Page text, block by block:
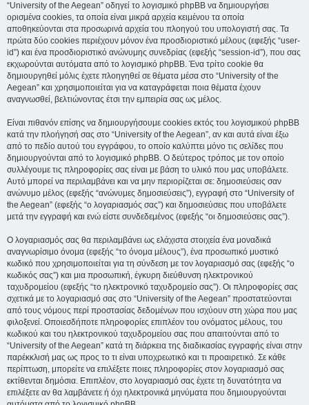
“University of the Aegean” οδηγεί το λογισμικό phpBB να δημιουργήσει
ορισμένα cookies, τα οποία είναι μικρά αρχεία κειμένου τα οποία
αποθηκεύονται στα προσωρινά αρχεία του πλοηγού του υπολογιστή σας. Τα
πρώτα δύο cookies περιέχουν μόνον ένα προσδιοριστικό μέλους (εφεξής “user-
id”) και ένα προσδιοριστικό ανώνυμης συνεδρίας (εφεξής “session-id”), που σας
εκχωρούνται αυτόματα από το λογισμικό phpBB. Ένα τρίτο cookie θα
δημιουργηθεί μόλις έχετε πλοηγηθεί σε θέματα μέσα στο “University of the
Aegean” και χρησιμοποιείται για να καταγράφεται ποια θέματα έχουν
αναγνωσθεί, βελτιώνοντας έτσι την εμπειρία σας ως μέλος.
Είναι πιθανόν επίσης να δημιουργήσουμε cookies εκτός του λογισμικού phpBB
κατά την πλοήγησή σας στο “University of the Aegean”, αν και αυτά είναι έξω
από το πεδίο αυτού του εγγράφου, το οποίο καλύπτει μόνο τις σελίδες που
δημιουργούνται από το λογισμικό phpBB. Ο δεύτερος τρόπος με τον οποίο
συλλέγουμε τις πληροφορίες σας είναι με βάση το υλικό που μας υποβάλετε.
Αυτό μπορεί να περιλαμβάνει και να μην περιορίζεται σε: δημοσιεύσεις σαν
ανώνυμο μέλος (εφεξής “ανώνυμες δημοσιεύσεις”), εγγραφή στο “University of
the Aegean” (εφεξής “ο λογαριασμός σας”) και δημοσιεύσεις που υποβάλετε
μετά την εγγραφή και ενώ είστε συνδεδεμένος (εφεξής “οι δημοσιεύσεις σας”).
Ο λογαριασμός σας θα περιλαμβάνει ως ελάχιστα στοιχεία ένα μοναδικά
αναγνωρίσιμο όνομα (εφεξής “το όνομα μέλους”), ένα προσωπικό μυστικό
κωδικό που χρησιμοποιείται για τη σύνδεση με τον λογαριασμό σας (εφεξής “ο
κωδικός σας”) και μια προσωπική, έγκυρη διεύθυνση ηλεκτρονικού
ταχυδρομείου (εφεξής “το ηλεκτρονικό ταχυδρομείο σας”). Οι πληροφορίες σας
σχετικά με το λογαριασμό σας στο “University of the Aegean” προστατεύονται
από τους νόμους περί προστασίας δεδομένων που ισχύουν στη χώρα που μας
φιλοξενεί. Οποιεσδήποτε πληροφορίες επιπλέον του ονόματος μέλους, του
κωδικού και του ηλεκτρονικού ταχυδρομείου σας που απαιτούνται από το
“University of the Aegean” κατά τη διάρκεια της διαδικασίας εγγραφής είναι στην
παρέκκλισή μας ως προς το τι είναι υποχρεωτικό και τι προαιρετικό. Σε κάθε
περίπτωση, μπορείτε να επιλέξετε ποιες πληροφορίες στον λογαριασμό σας
εκτίθενται δημόσια. Επιπλέον, στο λογαριασμό σας έχετε τη δυνατότητα να
επιλέξετε αν θα λαμβάνετε ή όχι ηλεκτρονικά μηνύματα που δημιουργούνται